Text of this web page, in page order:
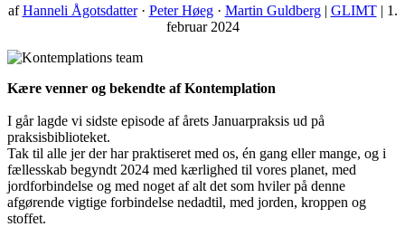
afHanneli Ågotsdatter· Peter Høeg· Martin Guldberg| GLIMT| 1.
februar 2024
Kære venner og bekendte af Kontemplation
I går lagde vi sidste episode af årets Januarpraksis ud på
praksisbiblioteket.
Tak til alle jer der har praktiseret med os, én gang eller mange, og i
fællesskab begyndt 2024 med kærlighed til vores planet, med
jordforbindelse og med noget af alt det som hviler på denne
afgørende vigtige forbindelse nedadtil, med jorden, kroppen og
stoffet.